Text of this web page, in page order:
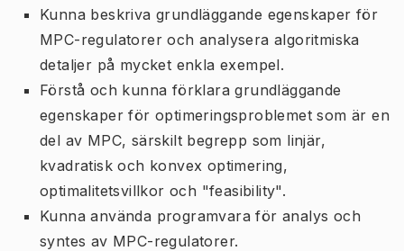
Kunna beskriva grundläggande egenskaper för
MPC-regulatorer och analysera algoritmiska
detaljer på mycket enkla exempel.
Förstå och kunna förklara grundläggande
egenskaper för optimeringsproblemet som är en
del av MPC, särskilt begrepp som linjär,
kvadratisk och konvex optimering,
optimalitetsvillkor och "feasibility".
Kunna använda programvara för analys och
syntes av MPC-regulatorer.